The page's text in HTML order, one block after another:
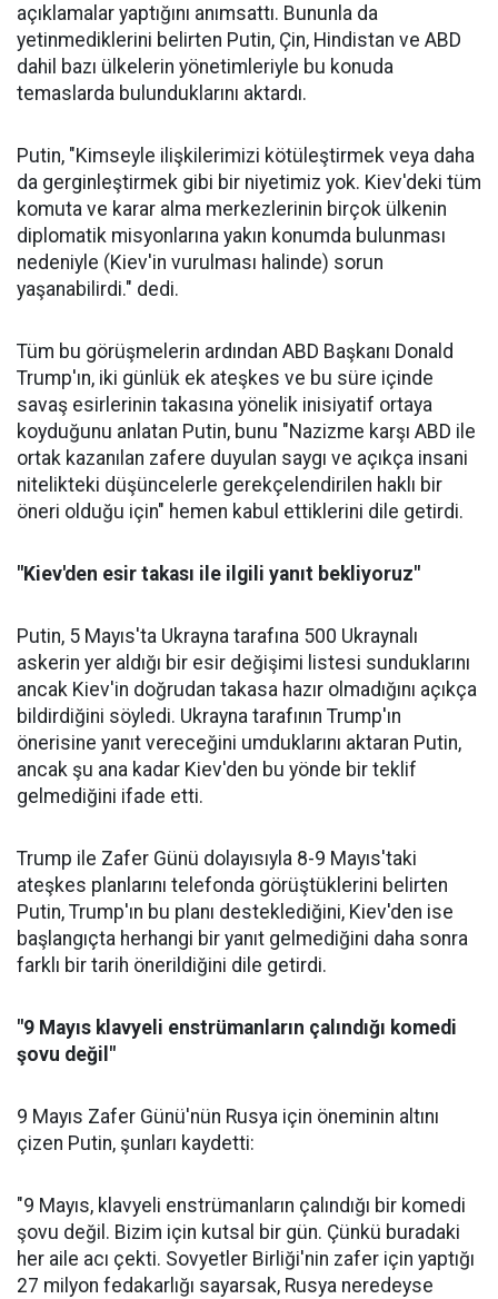
açıklamalar yaptığını anımsattı. Bununla da
yetinmediklerini belirten Putin, Çin, Hindistan ve ABD
dahil bazı ülkelerin yönetimleriyle bu konuda
temaslarda bulunduklarını aktardı.
Putin, "Kimseyle ilişkilerimizi kötüleştirmek veya daha
da gerginleştirmek gibi bir niyetimiz yok. Kiev'deki tüm
komuta ve karar alma merkezlerinin birçok ülkenin
diplomatik misyonlarına yakın konumda bulunması
nedeniyle (Kiev'in vurulması halinde) sorun
yaşanabilirdi." dedi.
Tüm bu görüşmelerin ardından ABD Başkanı Donald
Trump'ın, iki günlük ek ateşkes ve bu süre içinde
savaş esirlerinin takasına yönelik inisiyatif ortaya
koyduğunu anlatan Putin, bunu "Nazizme karşı ABD ile
ortak kazanılan zafere duyulan saygı ve açıkça insani
nitelikteki düşüncelerle gerekçelendirilen haklı bir
öneri olduğu için" hemen kabul ettiklerini dile getirdi.
"Kiev'den esir takası ile ilgili yanıt bekliyoruz"
Putin, 5 Mayıs'ta Ukrayna tarafına 500 Ukraynalı
askerin yer aldığı bir esir değişimi listesi sunduklarını
ancak Kiev'in doğrudan takasa hazır olmadığını açıkça
bildirdiğini söyledi. Ukrayna tarafının Trump'ın
önerisine yanıt vereceğini umduklarını aktaran Putin,
ancak şu ana kadar Kiev'den bu yönde bir teklif
gelmediğini ifade etti.
Trump ile Zafer Günü dolayısıyla 8-9 Mayıs'taki
ateşkes planlarını telefonda görüştüklerini belirten
Putin, Trump'ın bu planı desteklediğini, Kiev'den ise
başlangıçta herhangi bir yanıt gelmediğini daha sonra
farklı bir tarih önerildiğini dile getirdi.
"9 Mayıs klavyeli enstrümanların çalındığı komedi
şovu değil"
9 Mayıs Zafer Günü'nün Rusya için öneminin altını
çizen Putin, şunları kaydetti:
"9 Mayıs, klavyeli enstrümanların çalındığı bir komedi
şovu değil. Bizim için kutsal bir gün. Çünkü buradaki
her aile acı çekti. Sovyetler Birliği'nin zafer için yaptığı
27 milyon fedakarlığı sayarsak, Rusya neredeyse